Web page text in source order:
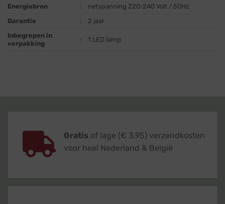
Energiebron
:
netspanning 220-240 Volt / 50Hz
Garantie
:
2 jaar
Inbegrepen in
verpakking
: 1 LED lamp
Gratis of lage (€ 3,95) verzendkosten
voor heel Nederland & België